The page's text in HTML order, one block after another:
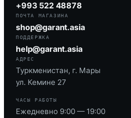
+993 522 48878
ПОЧТА МАГАЗИНА
shop@garant.asia
ПОДДЕРЖКА
help@garant.asia
АДРЕС
Туркменистан, г. Мары
ул. Кемине 27
ЧАСЫ РАБОТЫ
Ежедневно 9:00 — 19:00